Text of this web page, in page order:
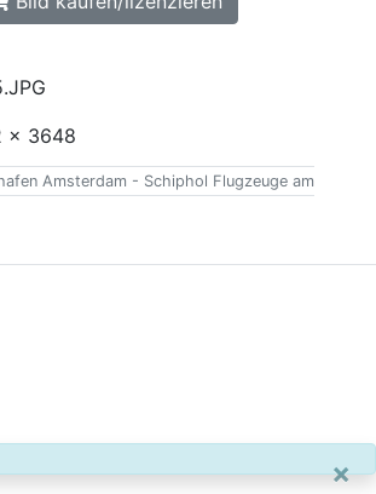
x 3648
Amsterdam - Schiphol Flugzeuge am
×